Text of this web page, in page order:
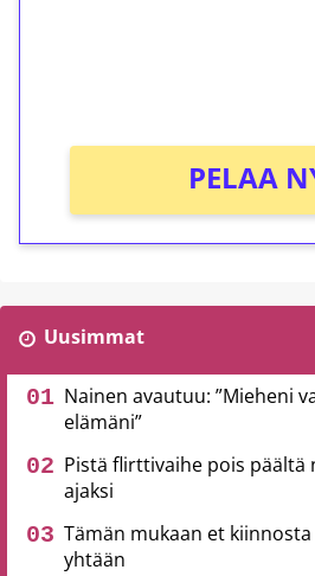
PELAA
Uusimmat
Nainen avautuu: ”Mieheni
elämäni”
Pistä flirttivaihe pois päältä
ajaksi
Tämän mukaan et
yhtään